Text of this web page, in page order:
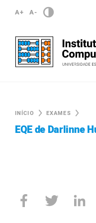
A+ A-
INÍCIO EXAMES
EQE de Darlinne